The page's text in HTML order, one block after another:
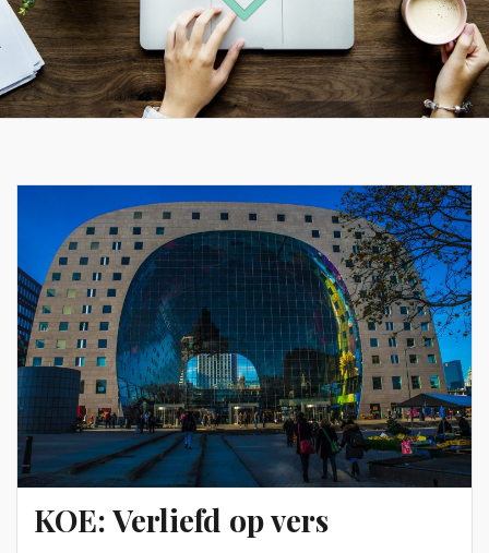
KOE: Verliefd op vers